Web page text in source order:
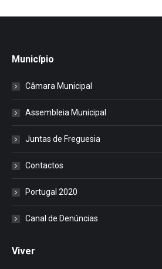
Município
Câmara Municipal
Assembleia Municipal
Juntas de Freguesia
Contactos
Portugal 2020
Canal de Denúncias
Viver